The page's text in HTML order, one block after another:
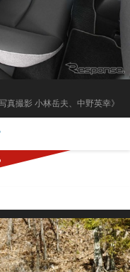
写真撮影 小林岳夫、中野英幸》